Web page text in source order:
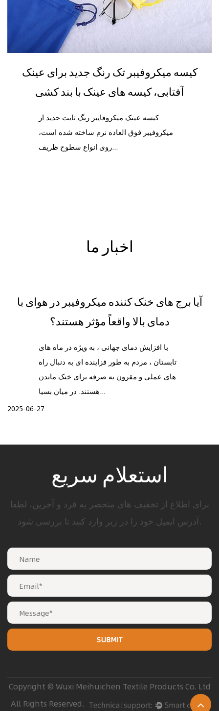
کیسه میکروفیبر تک رنگ جدید برای عینک
آفتابی، کیسه های عینک با بند کشی
کیسه عینک میکروفایبر رنگ ثابت جدید از
میکروفیبر فوق العاده نرم ساخته شده است،
روی انواع سطوح ظریف...
اخبار ما
آیا برج های خنک کننده میکروفیبر در هوای با
دمای بالا واقعاً مؤثر هستند؟
با افزایش دمای جهانی ، به ویژه در ماه های
تابستان ، مردم به طور فزاینده ای به دنبال راه
های عملی و مقرون به صرفه برای خنک ماندن
هستند. در میان بسیا...
2025-06-27
استعلام سریع
برای اطلاع از تخفیف های منحصر به فرد و آخرین، لطفا
آدرس ایمیل خود را در زیر وارد کنید تا بررسی شود.
Copyright © Wuxi Meihuichen Textile Products Co. Ltd
All Rights Reserved.